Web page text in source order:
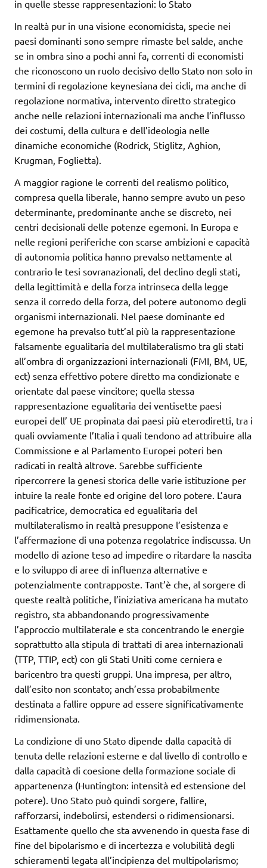
in quelle stesse rappresentazioni: lo Stato
In realtà pur in una visione economicista, specie nei
paesi dominanti sono sempre rimaste bel salde, anche
se in ombra sino a pochi anni fa, correnti di economisti
che riconoscono un ruolo decisivo dello Stato non solo in
termini di regolazione keynesiana dei cicli, ma anche di
regolazione normativa, intervento diretto strategico
anche nelle relazioni internazionali ma anche l’influsso
dei costumi, della cultura e dell’ideologia nelle
dinamiche economiche (Rodrick, Stiglitz, Aghion,
Krugman, Foglietta).
A maggior ragione le correnti del realismo politico,
compresa quella liberale, hanno sempre avuto un peso
determinante, predominante anche se discreto, nei
centri decisionali delle potenze egemoni. In Europa e
nelle regioni periferiche con scarse ambizioni e capacità
di autonomia politica hanno prevalso nettamente al
contrario le tesi sovranazionali, del declino degli stati,
della legittimità e della forza intrinseca della legge
senza il corredo della forza, del potere autonomo degli
organismi internazionali. Nel paese dominante ed
egemone ha prevalso tutt’al più la rappresentazione
falsamente egualitaria del multilateralismo tra gli stati
all’ombra di organizzazioni internazionali (FMI, BM, UE,
ect) senza effettivo potere diretto ma condizionate e
orientate dal paese vincitore; quella stessa
rappresentazione egualitaria dei ventisette paesi
europei dell’ UE propinata dai paesi più eterodiretti, tra i
quali ovviamente l’Italia i quali tendono ad attribuire alla
Commissione e al Parlamento Europei poteri ben
radicati in realtà altrove. Sarebbe sufficiente
ripercorrere la genesi storica delle varie istituzione per
intuire la reale fonte ed origine del loro potere. L’aura
pacificatrice, democratica ed egualitaria del
multilateralismo in realtà presuppone l’esistenza e
l’affermazione di una potenza regolatrice indiscussa. Un
modello di azione teso ad impedire o ritardare la nascita
e lo sviluppo di aree di influenza alternative e
potenzialmente contrapposte. Tant’è che, al sorgere di
queste realtà politiche, l’iniziativa americana ha mutato
registro, sta abbandonando progressivamente
l’approccio multilaterale e sta concentrando le energie
soprattutto alla stipula di trattati di area internazionali
(TTP, TTIP, ect) con gli Stati Uniti come cerniera e
baricentro tra questi gruppi. Una impresa, per altro,
dall’esito non scontato; anch’essa probabilmente
destinata a fallire oppure ad essere significativamente
ridimensionata.
La condizione di uno Stato dipende dalla capacità di
tenuta delle relazioni esterne e dal livello di controllo e
dalla capacità di coesione della formazione sociale di
appartenenza (Huntington: intensità ed estensione del
potere). Uno Stato può quindi sorgere, fallire,
rafforzarsi, indebolirsi, estendersi o ridimensionarsi.
Esattamente quello che sta avvenendo in questa fase di
fine del bipolarismo e di incertezza e volubilità degli
schieramenti legata all’incipienza del multipolarismo;